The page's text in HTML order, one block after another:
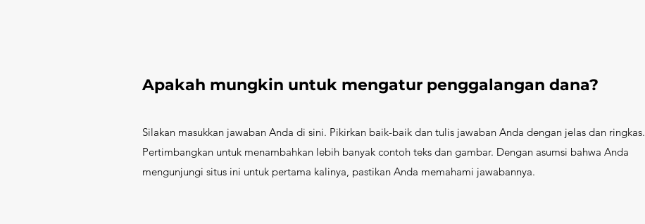
Apakah mungkin untuk mengatur penggalangan dana?
Silakan masukkan jawaban Anda di sini. Pikirkan baik-baik dan tulis jawaban Anda dengan jelas dan ringkas.
Pertimbangkan untuk menambahkan lebih banyak contoh teks dan gambar. Dengan asumsi bahwa Anda
mengunjungi situs ini untuk pertama kalinya, pastikan Anda memahami jawabannya.